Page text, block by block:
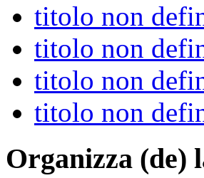
titolo non
titolo non
titolo non
titolo non
Organizza (de)